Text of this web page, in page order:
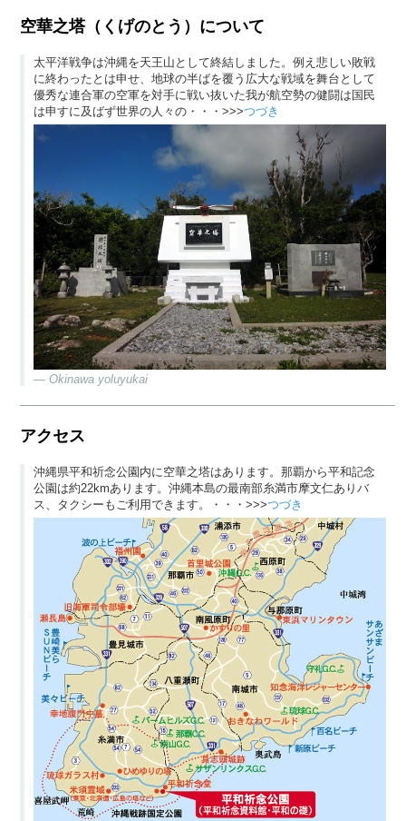
空華之塔（くげのとう）について
太平洋戦争は沖縄を天王山として終結しました。例え悲しい敗戦
に終わったとは申せ、地球の半ばを覆う広大な戦域を舞台として
優秀な連合軍の空軍を対手に戦い抜いた我が航空勢の健闘は国民
は申すに及ばず世界の人々の・・・>>>つづき
Okinawa yoluyukai
アクセス
沖縄県平和祈念公園内に空華之塔はあります。那覇から平和記念
公園は約22kmあります。沖縄本島の最南部糸満市摩文仁ありバ
ス、タクシーもご利用できます。・・・>>>つづき